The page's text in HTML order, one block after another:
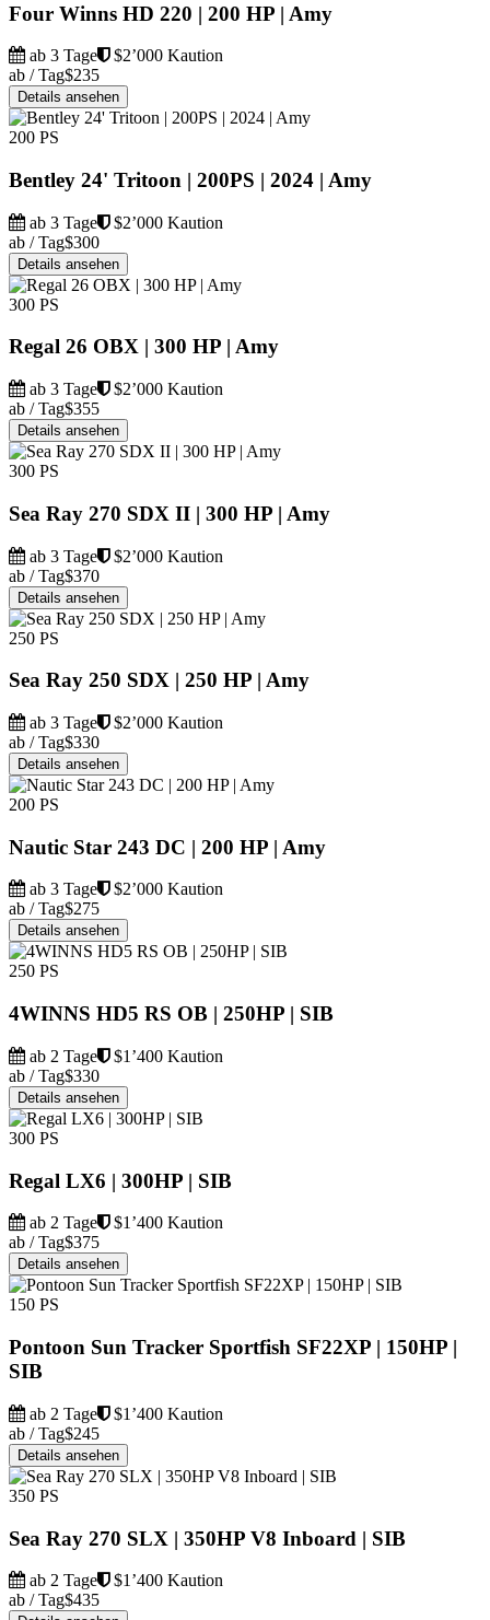
Four Winns HD 220 | 200 HP | Amy
ab 3 Tage
$2’000 Kaution
ab / Tag$235
Details ansehen
200 PS
Bentley 24' Tritoon | 200PS | 2024 | Amy
ab 3 Tage
$2’000 Kaution
ab / Tag$300
Details ansehen
300 PS
Regal 26 OBX | 300 HP | Amy
ab 3 Tage
$2’000 Kaution
ab / Tag$355
Details ansehen
300 PS
Sea Ray 270 SDX II | 300 HP | Amy
ab 3 Tage
$2’000 Kaution
ab / Tag$370
Details ansehen
250 PS
Sea Ray 250 SDX | 250 HP | Amy
ab 3 Tage
$2’000 Kaution
ab / Tag$330
Details ansehen
200 PS
Nautic Star 243 DC | 200 HP | Amy
ab 3 Tage
$2’000 Kaution
ab / Tag$275
Details ansehen
250 PS
4WINNS HD5 RS OB | 250HP | SIB
ab 2 Tage
$1’400 Kaution
ab / Tag$330
Details ansehen
300 PS
Regal LX6 | 300HP | SIB
ab 2 Tage
$1’400 Kaution
ab / Tag$375
Details ansehen
150 PS
Pontoon Sun Tracker Sportfish SF22XP | 150HP |
SIB
ab 2 Tage
$1’400 Kaution
ab / Tag$245
Details ansehen
350 PS
Sea Ray 270 SLX | 350HP V8 Inboard | SIB
ab 2 Tage
$1’400 Kaution
ab / Tag$435